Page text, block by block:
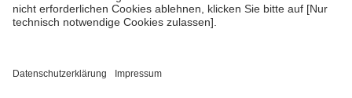
• Harn- und Blutteststreifen
getroffen, um sicherzustellen, dass es sich um echte Bewertungen